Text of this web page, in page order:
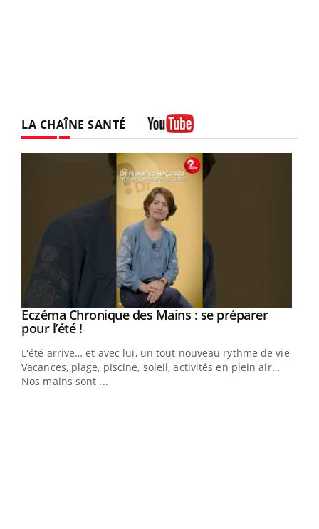
LA CHAÎNE SANTÉ
Youtube
Eczéma Chronique des Mains : se préparer
pour l’été !Youtube
L'été arrive… et avec lui, un tout nouveau rythme de vie !
Vacances, plage, piscine, soleil, activités en plein air…
Nos mains sont ...